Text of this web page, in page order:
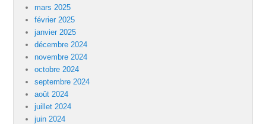
mars 2025
février 2025
janvier 2025
décembre 2024
novembre 2024
octobre 2024
septembre 2024
août 2024
juillet 2024
juin 2024